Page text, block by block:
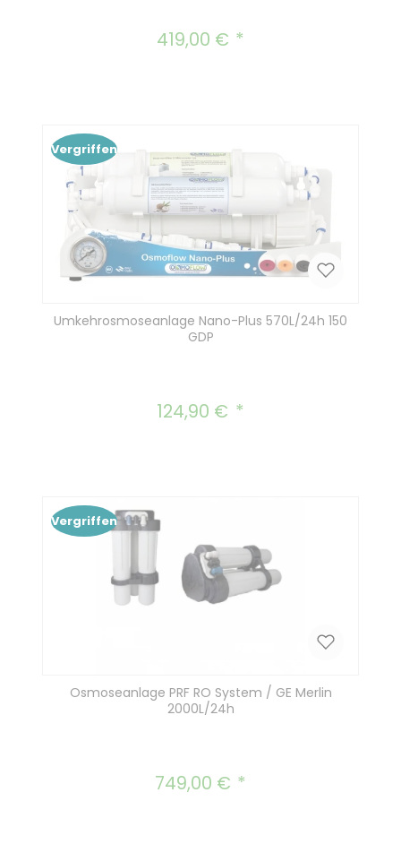
Regulärer Preis:
419,00 €
Vergriffen
Umkehrosmoseanlage Nano-Plus 570L/24h 150
GDP
Regulärer Preis:
124,90 €
Vergriffen
Osmoseanlage PRF RO System / GE Merlin
2000L/24h
Regulärer Preis:
749,00 €